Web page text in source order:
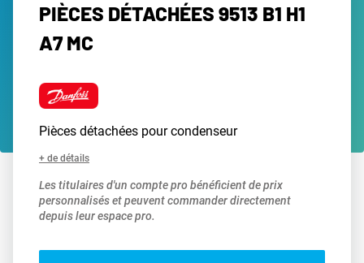
PIÈCES DÉTACHÉES 9513 B1 H1
A7 MC
Pièces détachées pour condenseur
+ de détails
Les titulaires d'un compte pro bénéficient de prix
personnalisés et peuvent commander directement
depuis leur espace pro.